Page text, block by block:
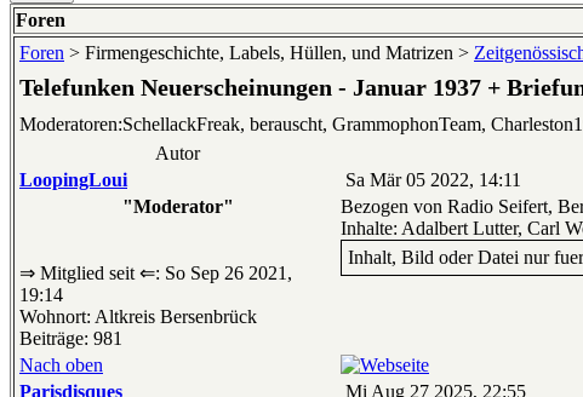
Foren
Foren > Firmengeschichte, Labels, Hüllen, und Matrizen >
Telefunken Neuerscheinungen - Januar 1937 +
Moderatoren:SchellackFreak, berauscht, GrammophonTeam,
Autor
LoopingLoui
Sa Mär 05 2022, 14:11
"Moderator"
⇒ Mitglied seit ⇐: So Sep 26 2021,
19:14
Wohnort: Altkreis Bersenbrück
Beiträge: 981
Bezogen von Radio Seifert,
Inhalte: Adalbert Lutter, Carl
Inhalt, Bild oder Datei nur
Nach oben
Parisdisques
Mi Aug 27 2025, 22:55